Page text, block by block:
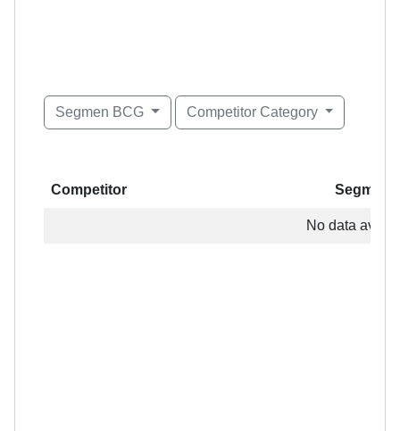
Segmen BCG Competitor Category
Competitor
Segment
Segment
No data